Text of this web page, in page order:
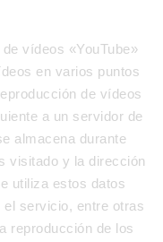
vídeos «YouTube»
en varios puntos
de vídeos
a un servidor de
almacena durante
visitado y la dirección
utiliza estos datos
servicio, entre otras
reproducción de los